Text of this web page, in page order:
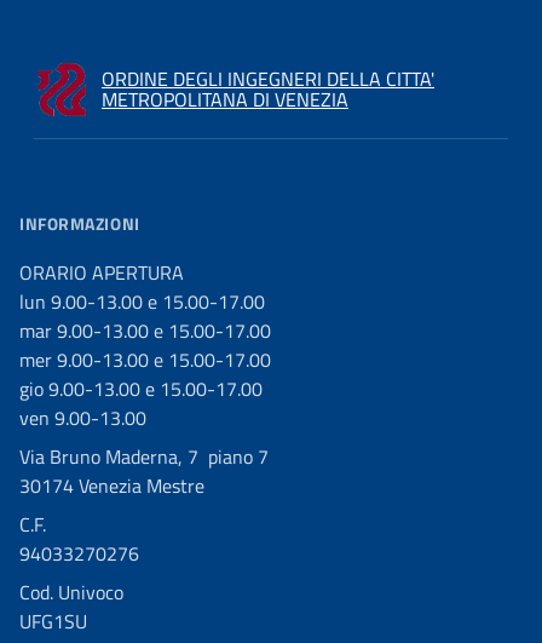
ORDINE DEGLI INGEGNERI DELLA CITTA'
METROPOLITANA DI VENEZIA
INFORMAZIONI
ORARIO APERTURA
lun 9.00-13.00 e 15.00-17.00
mar 9.00-13.00 e 15.00-17.00
mer 9.00-13.00 e 15.00-17.00
gio 9.00-13.00 e 15.00-17.00
ven 9.00-13.00
Via Bruno Maderna, 7 piano 7
30174 Venezia Mestre
C.F.
94033270276
Cod. Univoco
UFG1SU